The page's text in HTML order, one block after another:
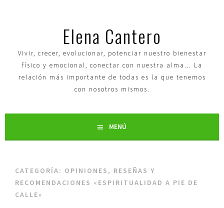
Elena Cantero
Vivir, crecer, evolucionar, potenciar nuestro bienestar
físico y emocional, conectar con nuestra alma… La
relación más importante de todas es la que tenemos
con nosotros mismos.
MENÚ
CATEGORÍA: OPINIONES, RESEÑAS Y
RECOMENDACIONES «ESPIRITUALIDAD A PIE DE
CALLE»